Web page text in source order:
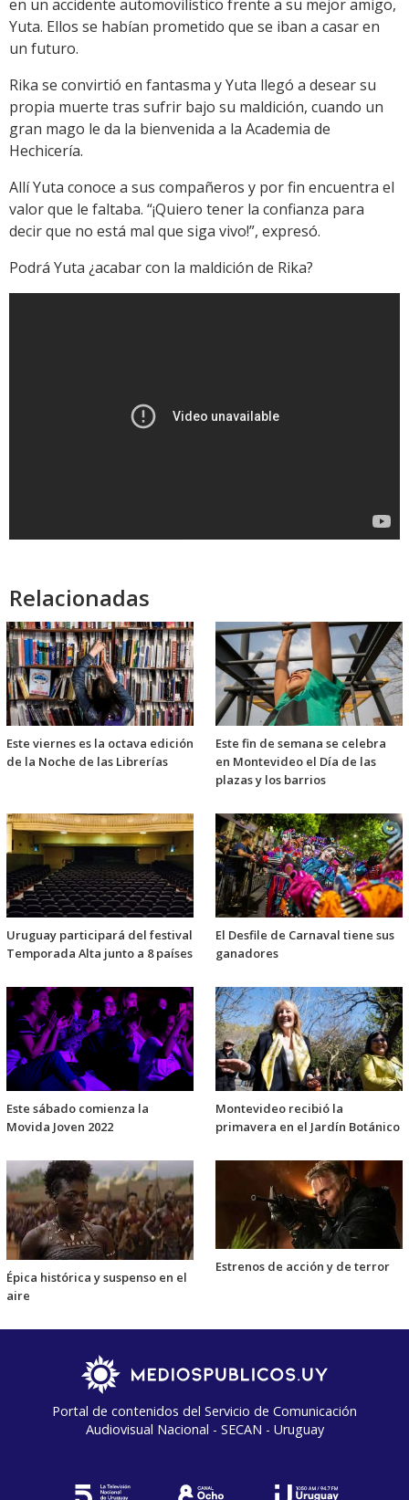
en un accidente automovilístico frente a su mejor amigo,
Yuta. Ellos se habían prometido que se iban a casar en
un futuro.
Rika se convirtió en fantasma y Yuta llegó a desear su
propia muerte tras sufrir bajo su maldición, cuando un
gran mago le da la bienvenida a la Academia de
Hechicería.
Allí Yuta conoce a sus compañeros y por fin encuentra el
valor que le faltaba. “¡Quiero tener la confianza para
decir que no está mal que siga vivo!”, expresó.
Podrá Yuta ¿acabar con la maldición de Rika?
Relacionadas
Este viernes es la octava edición
de la Noche de las Librerías
Este fin de semana se celebra
en Montevideo el Día de las
plazas y los barrios
Uruguay participará del festival
Temporada Alta junto a 8 países
El Desfile de Carnaval tiene sus
ganadores
Este sábado comienza la
Movida Joven 2022
Montevideo recibió la
primavera en el Jardín Botánico
Épica histórica y suspenso en el
aire
Estrenos de acción y de terror
Portal de contenidos del Servicio de Comunicación
Audiovisual Nacional - SECAN - Uruguay